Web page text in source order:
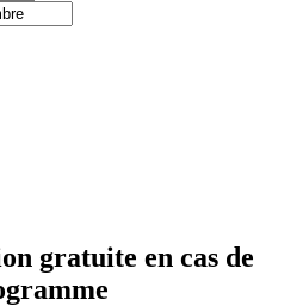
gratuite en cas de